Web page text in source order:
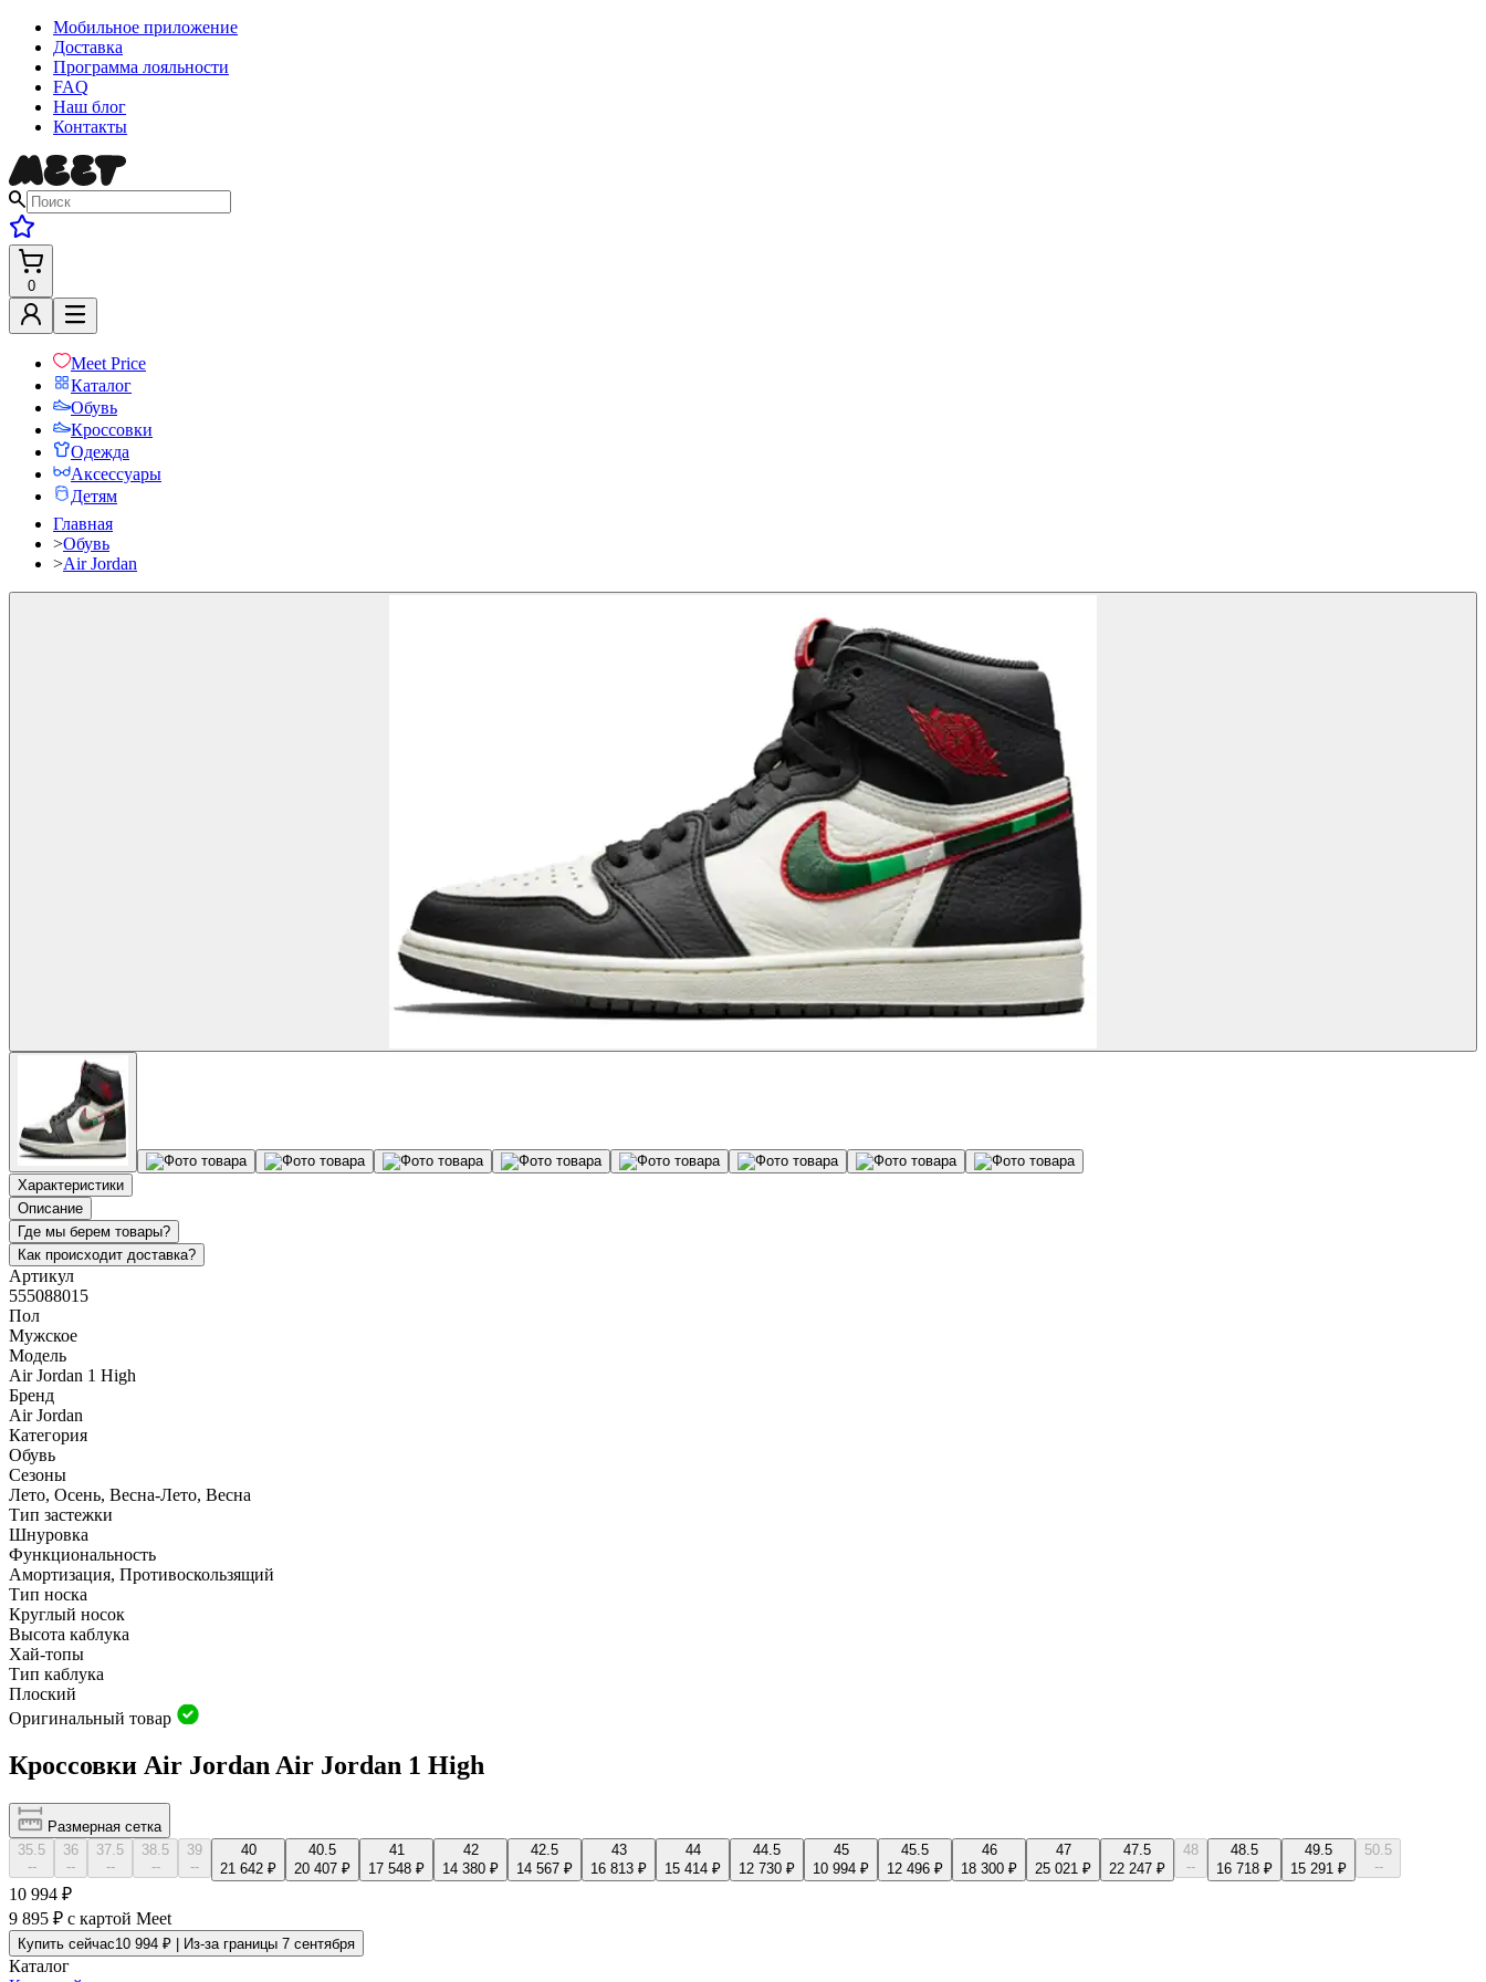
Мобильное приложение
Доставка
Программа лояльности
FAQ
Наш блог
Контакты
0
Meet Price
Каталог
Обувь
Кроссовки
Одежда
Аксессуары
Детям
Главная
>Обувь
>Air Jordan
Характеристики
Описание
Где мы берем товары?
Как происходит доставка?
Артикул
555088015
Пол
Мужское
Модель
Air Jordan 1 High
Бренд
Air Jordan
Категория
Обувь
Сезоны
Лето, Осень, Весна-Лето, Весна
Тип застежки
Шнуровка
Функциональность
Амортизация, Противоскользящий
Тип носка
Круглый носок
Высота каблука
Хай-топы
Тип каблука
Плоский
Оригинальный товар
Кроссовки Air Jordan Air Jordan 1 High
Размерная сетка
35.5
--
36
--
37.5
--
38.5
--
39
--
40
21 642 ₽
40.5
20 407 ₽
41
17 548 ₽
42
14 380 ₽
42.5
14 567 ₽
43
16 813 ₽
44
15 414 ₽
44.5
12 730 ₽
45
10 994 ₽
45.5
12 496 ₽
46
18 300 ₽
47
25 021 ₽
47.5
22 247 ₽
48
--
48.5
16 718 ₽
49.5
15 291 ₽
50.5
--
10 994 ₽
9 895 ₽ с картой Meet
Купить сейчас10 994 ₽ | Из-за границы 7 сентября
Каталог